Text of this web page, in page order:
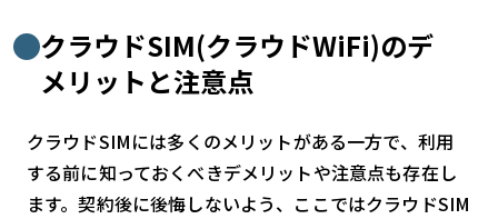
クラウドSIM(クラウドWiFi)のデ
メリットと注意点
クラウドSIMには多くのメリットがある一方で、利用
する前に知っておくべきデメリットや注意点も存在し
ます。契約後に後悔しないよう、ここではクラウドSIM